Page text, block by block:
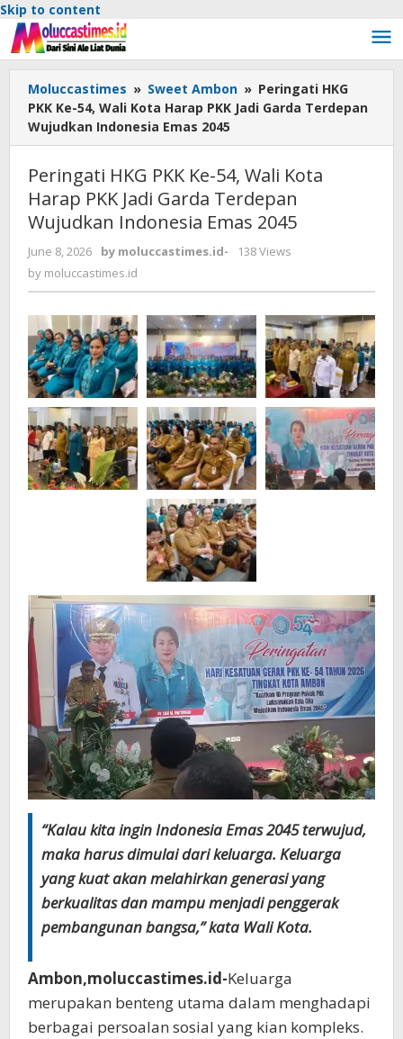
Skip to content
Moluccastimes » Sweet Ambon » Peringati HKG
PKK Ke-54, Wali Kota Harap PKK Jadi Garda Terdepan
Wujudkan Indonesia Emas 2045
Peringati HKG PKK Ke-54, Wali Kota
Harap PKK Jadi Garda Terdepan
Wujudkan Indonesia Emas 2045
June 8, 2026 by moluccastimes.id-
138 Views
by moluccastimes.id
“Kalau kita ingin Indonesia Emas 2045 terwujud,
maka harus dimulai dari keluarga. Keluarga
yang kuat akan melahirkan generasi yang
berkualitas dan mampu menjadi penggerak
pembangunan bangsa,” kata Wali Kota.
Ambon,moluccastimes.id-Keluarga
merupakan benteng utama dalam menghadapi
berbagai persoalan sosial yang kian kompleks.